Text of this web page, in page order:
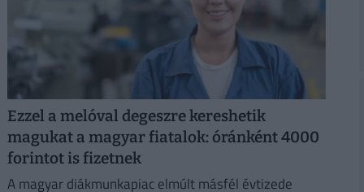
Ezzel a melóval degeszre kereshetik
magukat a magyar fiatalok: óránként 4000
forintot is fizetnek
A magyar diákmunkapiac elmúlt másfél évtizede